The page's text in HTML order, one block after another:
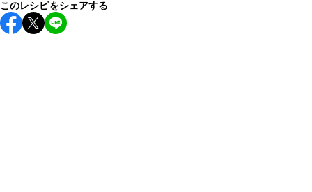
こちらのレシピは出来たてをお召し上がりいただくことをお
すすめします。
このレシピをシェアする